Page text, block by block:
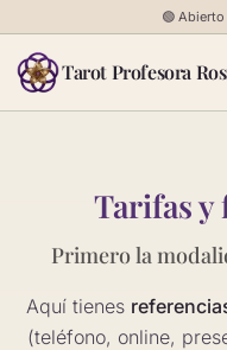
Saltar al contenido🟢 Abierto
Tarot Profesora
Tarifas y
Primero la
Aquí tienes
(teléfono, online,